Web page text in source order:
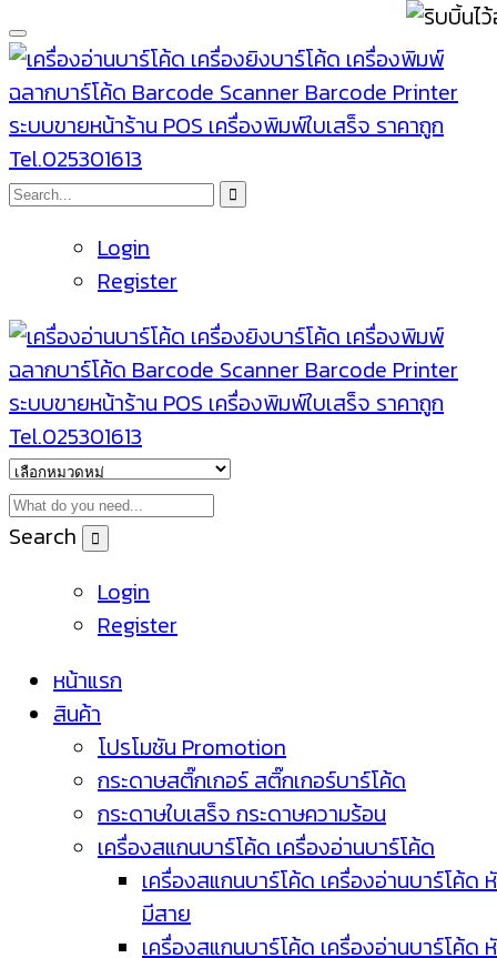
Login
Register
Search
Login
Register
หน้าแรก
สินค้า
โปรโมชัน Promotion
กระดาษสติ๊กเกอร์ สติ๊กเกอร์บาร์โค้ด
กระดาษใบเสร็จ กระดาษความร้อน
เครื่องสแกนบาร์โค้ด เครื่องอ่านบาร์โค้ด
เครื่องสแกนบาร์โค้ด เครื่องอ่านบาร์โค้ด
มีสาย
เครื่องสแกนบาร์โค้ด เครื่องอ่านบาร์โค้ด